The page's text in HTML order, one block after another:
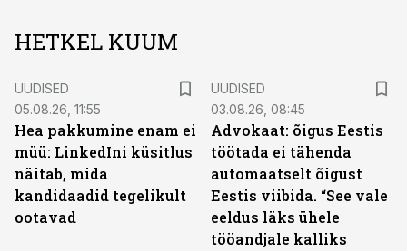
HETKEL KUUM
UUDISED
05.08.26, 11:55
Hea pakkumine enam ei
müü: LinkedIni küsitlus
näitab, mida
kandidaadid tegelikult
ootavad
UUDISED
03.08.26, 08:45
Advokaat: õigus Eestis
töötada ei tähenda
automaatselt õigust
Eestis viibida. “See vale
eeldus läks ühele
tööandjale kalliks